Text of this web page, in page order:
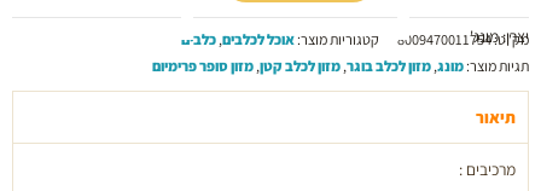
ק”ג
מזון
יבש
בוגרים
יצרן: מונג'
מק"ט:8009470011754 קטגוריות מוצר:אוכל לכלבים,כלבים
תגיות מוצר:מונג,מזון לכלב בוגר,מזון לכלב קטן,מזון סופר פרימיום
תיאור
מרכיבים :